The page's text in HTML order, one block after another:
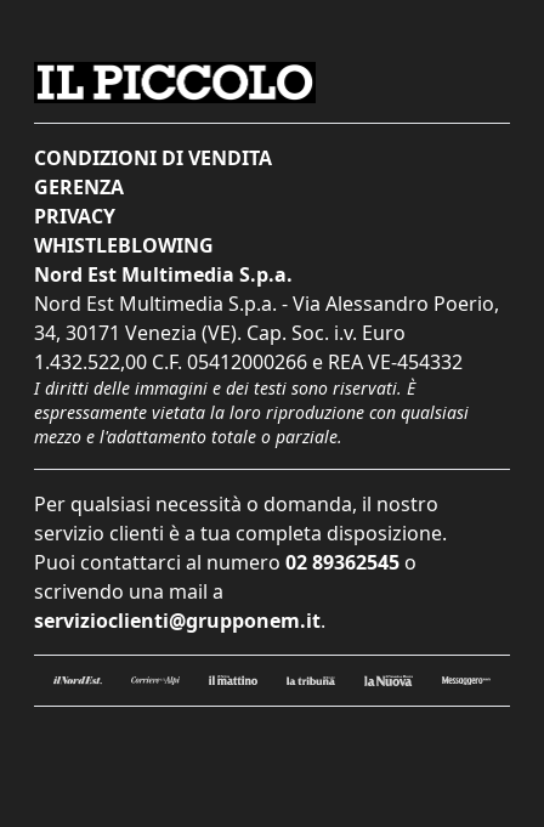
CONDIZIONI DI VENDITA
GERENZA
PRIVACY
WHISTLEBLOWING
Nord Est Multimedia S.p.a.
Nord Est Multimedia S.p.a. - Via Alessandro Poerio,
34, 30171 Venezia (VE). Cap. Soc. i.v. Euro
1.432.522,00 C.F. 05412000266 e REA VE-454332
I diritti delle immagini e dei testi sono riservati. È
espressamente vietata la loro riproduzione con qualsiasi
mezzo e l'adattamento totale o parziale.
Per qualsiasi necessità o domanda, il nostro
servizio clienti è a tua completa disposizione.
Puoi contattarci al numero 02 89362545 o
scrivendo una mail a
servizioclienti@grupponem.it.